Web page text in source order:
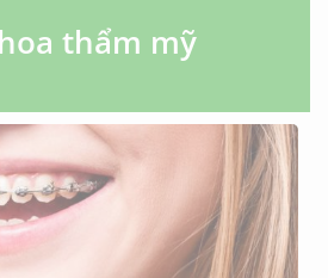
thẩm mỹ